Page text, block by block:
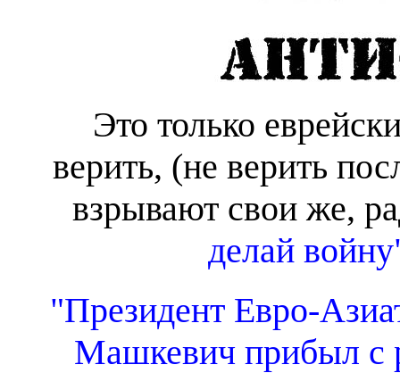
Это только
верить, (не верить
взрывают свои же,
делай
"Президент Евро-
Машкевич прибыл с